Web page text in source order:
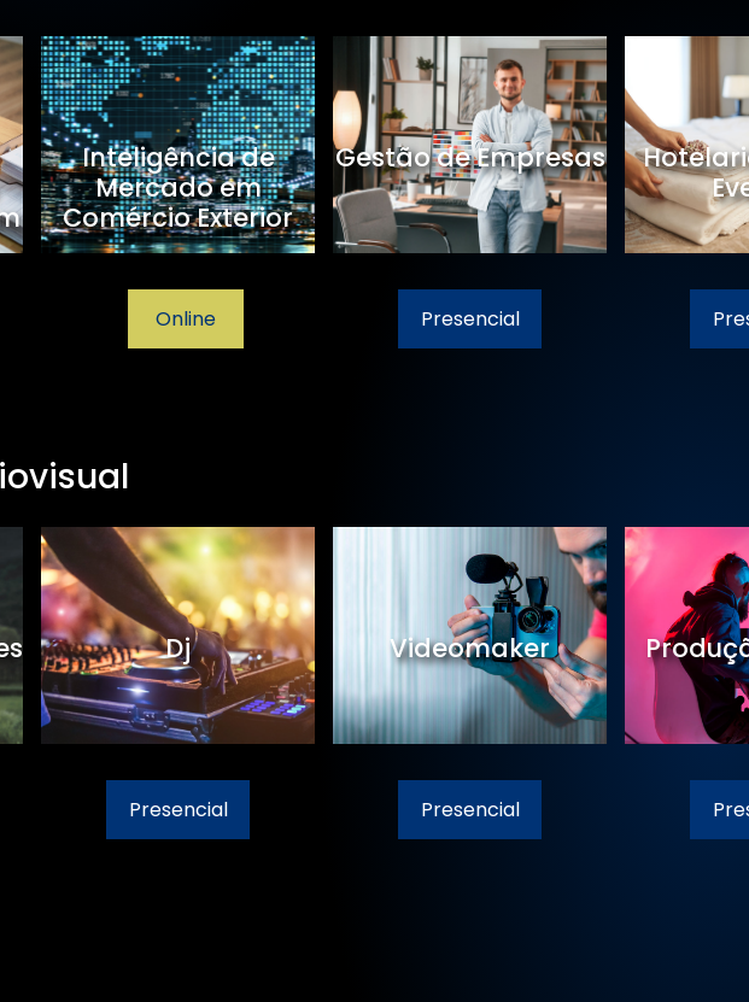
Inteligência de
Mercado em
Comércio Exterior
Online
Gestão de Empresas
Presencial
Dj
Presencial
Videomaker
Presencial